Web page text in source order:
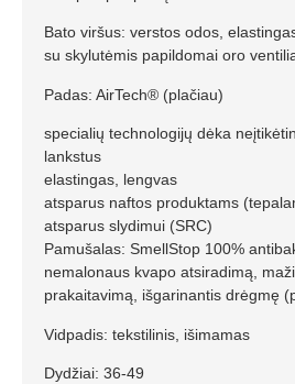
Bato viršus: verstos odos,
su skylutėmis papildomai oro
Padas: AirTech® (plačiau)
specialių technologijų dėka
lankstus
elastingas, lengvas
atsparus naftos produktams
atsparus slydimui (SRC)
Pamušalas: SmellStop 100%
nemalonaus kvapo atsiradimą,
prakaitavimą, išgarinantis drėgmę
Vidpadis: tekstilinis, išimamas
Dydžiai: 36-49